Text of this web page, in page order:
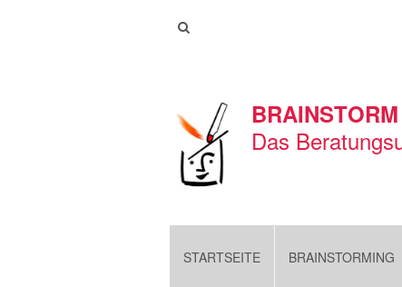
Das
STARTSEITE BRAINSTORMING